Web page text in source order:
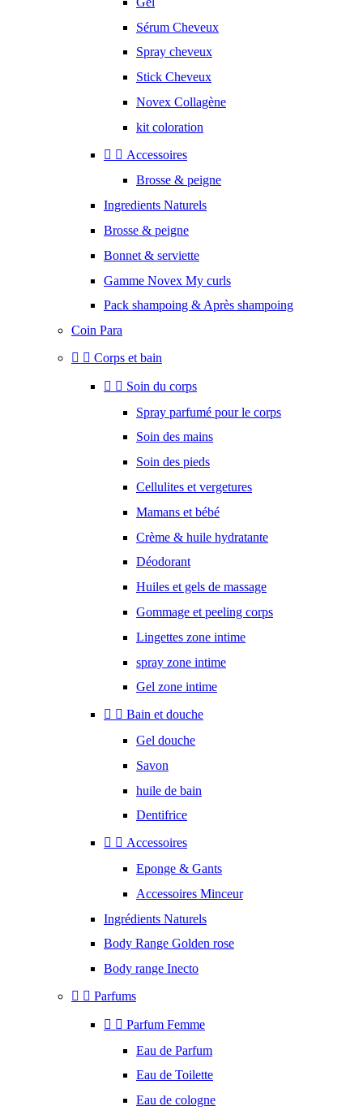
Sérum Cheveux
Spray cheveux
Stick Cheveux
Novex Collagène
kit coloration
  Accessoires
Brosse & peigne
Ingredients Naturels
Brosse & peigne
Bonnet & serviette
Gamme Novex My curls
Pack shampoing & Après shampoing
Coin Para
  Corps et bain
  Soin du corps
Spray parfumé pour le corps
Soin des mains
Soin des pieds
Cellulites et vergetures
Mamans et bébé
Crème & huile hydratante
Déodorant
Huiles et gels de massage
Gommage et peeling corps
Lingettes zone intime
spray zone intime
Gel zone intime
  Bain et douche
Gel douche
Savon
huile de bain
Dentifrice
  Accessoires
Eponge & Gants
Accessoires Minceur
Ingrédients Naturels
Body Range Golden rose
Body range Inecto
  Parfums
  Parfum Femme
Eau de Parfum
Eau de Toilette
Eau de cologne